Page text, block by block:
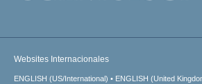
Websites Internacionales
ENGLISH (US/International) ENGLISH (United